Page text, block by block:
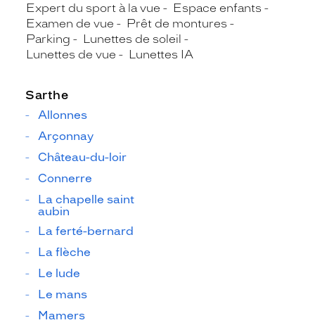
Expert du sport à la vue
Espace enfants
Examen de vue
Prêt de montures
Parking
Lunettes de soleil
Lunettes de vue
Lunettes IA
Sarthe
Allonnes
Arçonnay
Château-du-loir
Connerre
La chapelle saint
aubin
La ferté-bernard
La flèche
Le lude
Le mans
Mamers